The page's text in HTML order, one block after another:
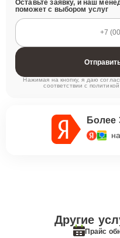
Оставьте заявку, и наш
поможет с выбором услуг
Нажимая на кнопку, я даю
соответствии с
Более
Другие
Прайс